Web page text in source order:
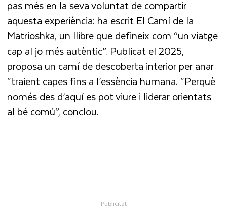
pas més en la seva voluntat de compartir
aquesta experiència: ha escrit El Camí de la
Matrioshka, un llibre que defineix com “un viatge
cap al jo més autèntic”. Publicat el 2025,
proposa un camí de descoberta interior per anar
“traient capes fins a l’essència humana. “Perquè
només des d’aquí es pot viure i liderar orientats
al bé comú”, conclou.